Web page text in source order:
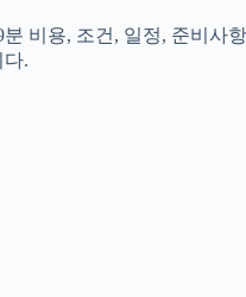
비용, 조건, 일정, 준비사
.